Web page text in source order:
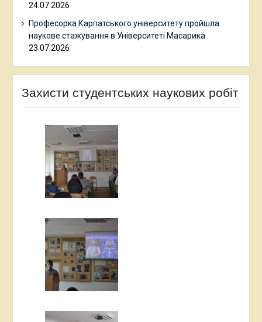
24.07.2026
Професорка Карпатського університету пройшла
наукове стажування в Університеті Масарика
23.07.2026
Захисти студентських наукових робіт